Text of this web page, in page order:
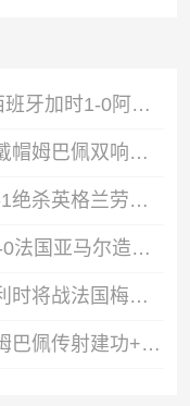
时隔16年夺世界杯冠军！西班牙加时1-0阿根廷费兰制胜恩佐染红
英格兰6-4法国获季军萨卡戴帽姆巴佩双响创纪录奥利塞2助+失良机
连续两届进决赛！阿根廷2-1绝杀英格兰劳塔罗恩佐破门梅西两助攻
时隔16年进决赛！西班牙2-0法国亚马尔造点奥亚萨瓦尔、波罗破门
晋级半决赛！西班牙2-1比利时将战法国梅里诺替补绝杀拉门斯送礼
进军四强！法国2-0摩洛哥姆巴佩传射建功+失点登贝莱贴地斩